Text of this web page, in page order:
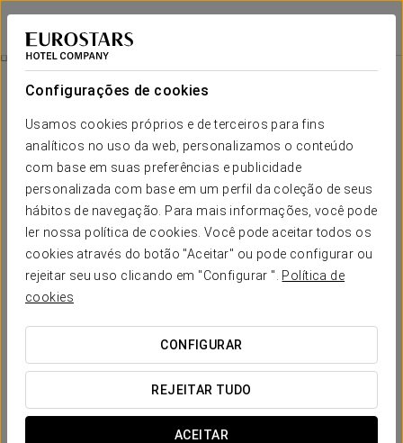
Configurações de cookies
Usamos cookies próprios e de terceiros para fins
analíticos no uso da web, personalizamos o conteúdo
com base em suas preferências e publicidade
personalizada com base em um perfil da coleção de seus
hábitos de navegação. Para mais informações, você pode
ler nossa política de cookies. Você pode aceitar todos os
cookies através do botão "Aceitar" ou pode configurar ou
rejeitar seu uso clicando em "Configurar ". Política de
cookies
CONFIGURAR
REJEITAR TUDO
ACEITAR
Eurostars Atlántico
A CORUÑA
Tree_Section